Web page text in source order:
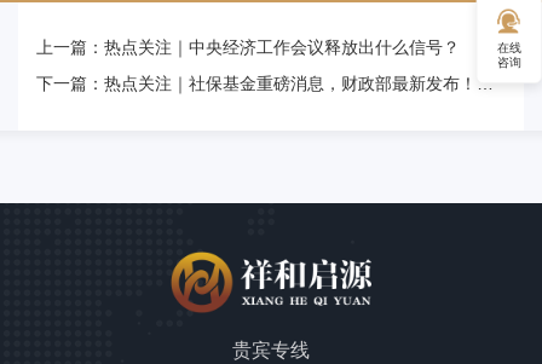
上一篇： 热点关注｜中央经济工作会议释放出什么信号？
下一篇： 热点关注｜社保基金重磅消息，财政部最新发布！投资范围、投资比例都有调整
贵宾专线
在线
咨询